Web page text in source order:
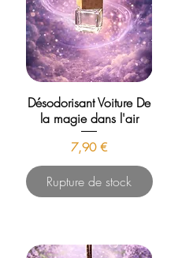
Désodorisant Voiture De
la magie dans l'air
Prix
7,90 €
Rupture de stock